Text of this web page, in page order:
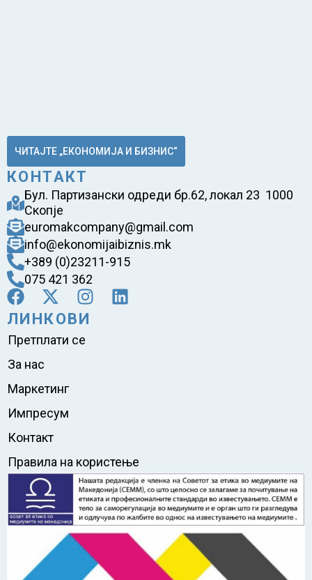
ЧИТАЈТЕ „ЕКОНОМИЈА И БИЗНИС“
КОНТАКТ
Бул. Партизански одреди бр.62, локал 23 1000
Скопје
euromakcompany@gmail.com
info@ekonomijaibiznis.mk
+389 (0)23211-915
075 421 362
ЛИНКОВИ
Претплати се
За нас
Маркетинг
Импресум
Контакт
Правила на користење